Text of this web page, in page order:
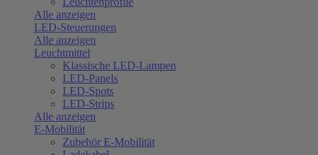
Alle anzeigen
LED-Steuerungen
Alle anzeigen
Leuchtmittel
Klassische LED-Lampen
LED-Panels
LED-Spots
LED-Strips
Alle anzeigen
E-Mobilität
Zubehör E-Mobilität